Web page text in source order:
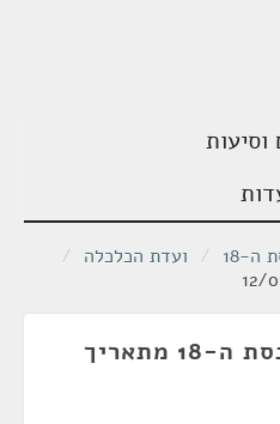
וסיעות
ה-18 / ועדת הכלכלה /
ישיבת ועדה של הכנסת ה-18 מתאריך